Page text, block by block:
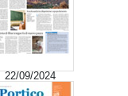
22/09/2024